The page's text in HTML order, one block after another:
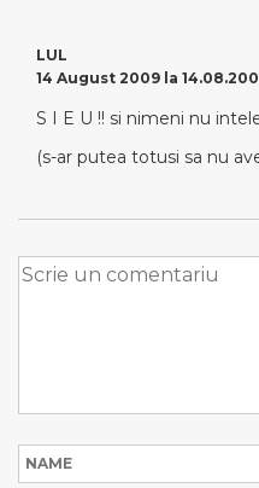
LUL
14 August 2009 la
S I E U !! si nimeni nu
(s-ar putea totusi sa nu